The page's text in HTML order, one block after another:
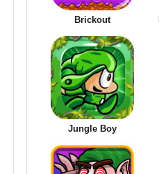
Brickout
Jungle Boy